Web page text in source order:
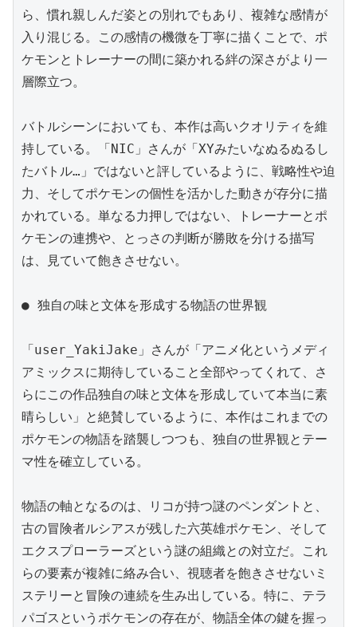
ら、慣れ親しんだ姿との別れでもあり、複雑な感情が
入り混じる。この感情の機微を丁寧に描くことで、ポ
ケモンとトレーナーの間に築かれる絆の深さがより一
層際立つ。
バトルシーンにおいても、本作は高いクオリティを維
持している。「NIC」さんが「XYみたいなぬるぬるし
たバトル…」ではないと評しているように、戦略性や迫
力、そしてポケモンの個性を活かした動きが存分に描
かれている。単なる力押しではない、トレーナーとポ
ケモンの連携や、とっさの判断が勝敗を分ける描写
は、見ていて飽きさせない。
● 独自の味と文体を形成する物語の世界観
「user_YakiJake」さんが「アニメ化というメディ
アミックスに期待していること全部やってくれて、さ
らにこの作品独自の味と文体を形成していて本当に素
晴らしい」と絶賛しているように、本作はこれまでの
ポケモンの物語を踏襲しつつも、独自の世界観とテー
マ性を確立している。
物語の軸となるのは、リコが持つ謎のペンダントと、
古の冒険者ルシアスが残した六英雄ポケモン、そして
エクスプローラーズという謎の組織との対立だ。これ
らの要素が複雑に絡み合い、視聴者を飽きさせないミ
ステリーと冒険の連続を生み出している。特に、テラ
パゴスというポケモンの存在が、物語全体の鍵を握っ